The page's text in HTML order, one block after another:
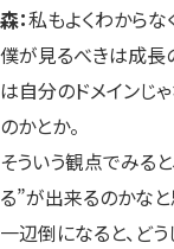
森：私もよくわからな
僕が見るべきは成長
は自分のドメインじ
のかとか。
そういう観点でみる
る”が出来るのかなと
一辺倒になると、ど